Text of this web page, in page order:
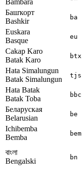
Башҡорт
Bashkir
ba
Euskara
Basque
eu
Cakap Karo
Batak Karo
btx
Hata Simalungun
Batak Simalungun
tjs
Hata Batak
Batak Toba
bbc
Беларуская
Belarusian
be
Ichibemba
Bemba
bem
বাংলা
Bengalski
bn